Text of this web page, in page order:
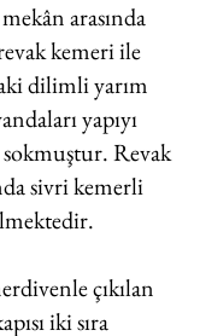
arasında
kemeri ile
dilimli yarım
yapıyı
Revak
sivri kemerli
çıkılan
iki sıra